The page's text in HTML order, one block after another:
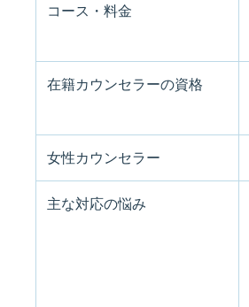
コース・料金
在籍カウンセラーの資格
女性カウンセラー
主な対応の悩み